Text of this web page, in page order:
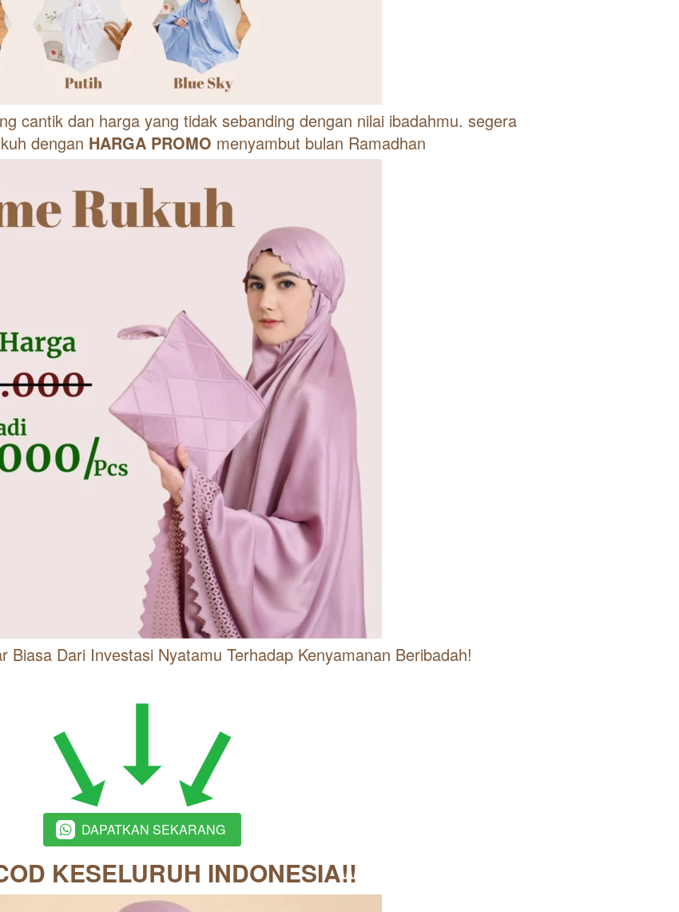
cantik dan harga yang tidak sebanding dengan nilai ibadahmu. segera
dengan HARGA PROMO menyambut bulan Ramadhan
Biasa Dari Investasi Nyatamu Terhadap Kenyamanan Beribadah!
` DAPATKAN SEKARANG
KESELURUH INDONESIA!!